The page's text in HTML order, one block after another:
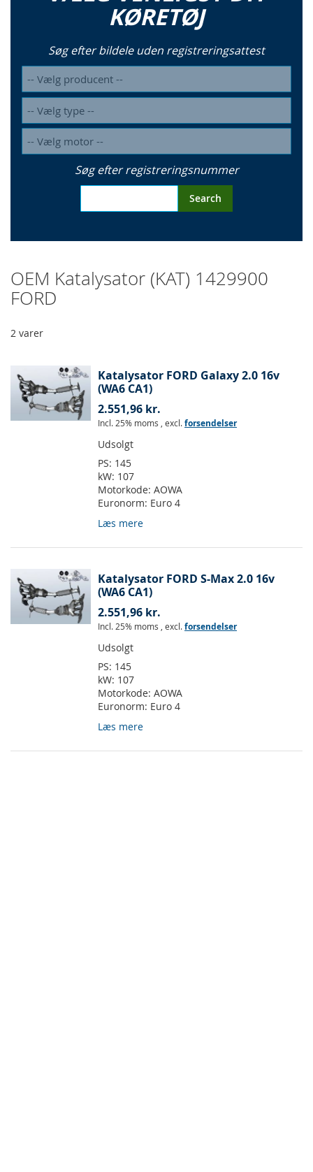
KØRETØJ
Søg efter bildele uden registreringsattest
Søg efter registreringsnummer
Search
OEM Katalysator (KAT) 1429900
FORD
2 varer
Katalysator FORD Galaxy 2.0 16v
(WA6 CA1)
2.551,96 kr.
Incl. 25% moms , excl.forsendelser
Udsolgt
PS: 145
kW: 107
Motorkode: AOWA
Euronorm: Euro 4
Læs mere
Katalysator FORD S-Max 2.0 16v
(WA6 CA1)
2.551,96 kr.
Incl. 25% moms , excl.forsendelser
Udsolgt
PS: 145
kW: 107
Motorkode: AOWA
Euronorm: Euro 4
Læs mere